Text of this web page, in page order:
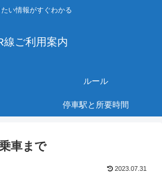
い情報がすぐわかる
線ご利用案内
ルール
停車駅と所要時間
車まで
2023.07.31